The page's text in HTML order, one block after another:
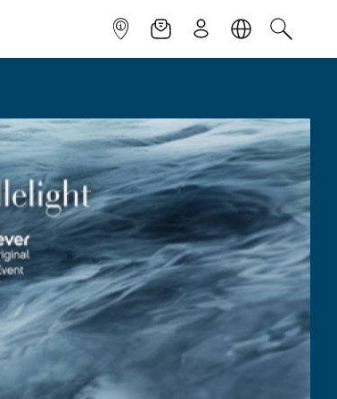
INFOPOINTNEWSLETTER
ISCRIVITILINGUACERCA